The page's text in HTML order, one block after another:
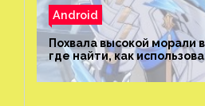
Android
Похвала высокой морали
где найти, как
скрытые достижения